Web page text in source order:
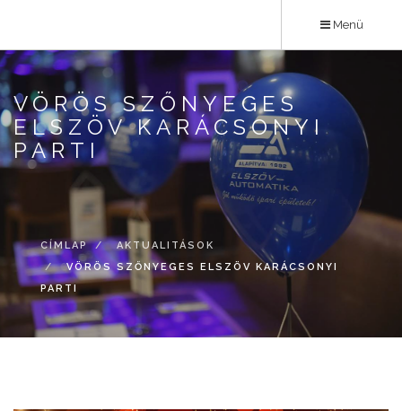
tartalomra
Menü
VÖRÖS SZŐNYEGES
ELSZÖV KARÁCSONYI
PARTI
CÍMLAP
AKTUALITÁSOK
VÖRÖS SZŐNYEGES ELSZÖV KARÁCSONYI
PARTI